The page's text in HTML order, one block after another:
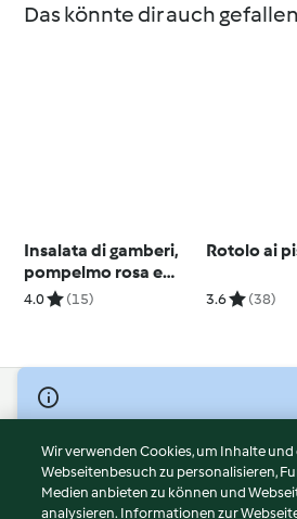
Das könnte dir auch gefallen
Insalata di gamberi,
pompelmo rosa e
finocchi
4.0 (15)
Rotolo ai
3.6 (38)
© Copyright 2026
Nutzungsbedingungen
Datenschutzrichtlinien
Disclaimer
Wir verwenden Cookies, um Inhalte und
Webseitenbesuch zu personalisieren,
Medien anbieten zu können und
analysieren. Informationen zur